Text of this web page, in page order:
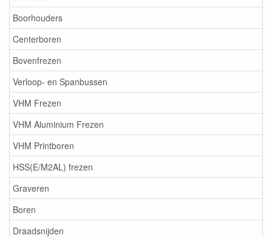
Boorhouders
Centerboren
Bovenfrezen
Verloop- en Spanbussen
VHM Frezen
VHM Aluminium Frezen
VHM Printboren
HSS(E/M2AL) frezen
Graveren
Boren
Draadsnijden